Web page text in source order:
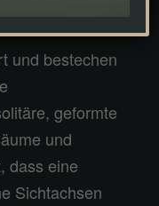
und bestechen
geformte
und
dass eine
Sichtachsen